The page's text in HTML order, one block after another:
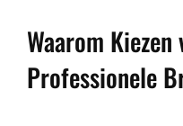
Waarom Kiezen
Professionele